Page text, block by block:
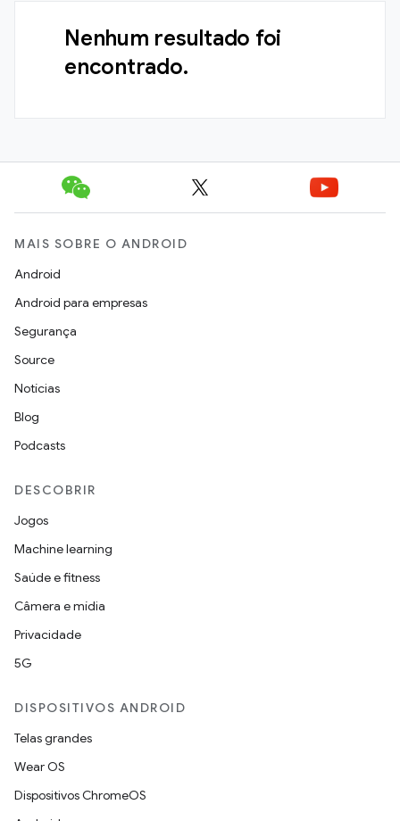
Nenhum resultado foi
encontrado.
MAIS SOBRE O ANDROID
Android
Android para empresas
Segurança
Source
Notícias
Blog
Podcasts
DESCOBRIR
Jogos
Machine learning
Saúde e fitness
Câmera e mídia
Privacidade
5G
DISPOSITIVOS ANDROID
Telas grandes
Wear OS
Dispositivos ChromeOS